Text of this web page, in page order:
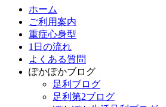
ホーム
ご利用案内
重症心身型
1日の流れ
よくある質問
ぽかぽかブログ
足利ブログ
足利第2ブログ